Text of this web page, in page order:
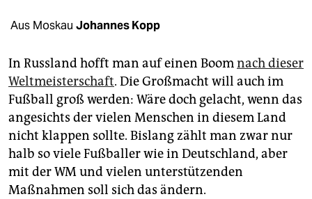
veranstaltungen
fragen & hilfe
unterstützen
abo
genossenschaft
epaper login
Aus Moskau Johannes Kopp
In Russland hofft man auf einen Boomnach dieser
Weltmeisterschaft. Die Großmacht will auch im
Fußball groß werden: Wäre doch gelacht, wenn das
angesichts der vielen Menschen in diesem Land
nicht klappen sollte. Bislang zählt man zwar nur
halb so viele Fußballer wie in Deutschland, aber
mit der WM und vielen unterstützenden
Maßnahmen soll sich das ändern.